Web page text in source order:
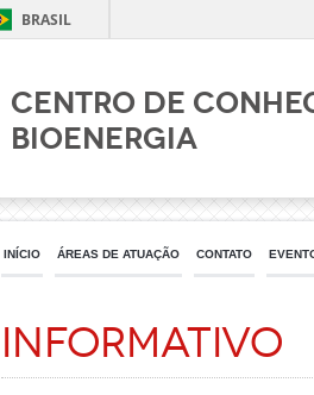
BRASIL
Centro de
Bioenergia
INÍCIO ÁREAS DE ATUAÇÃO CONTATO
Informativo